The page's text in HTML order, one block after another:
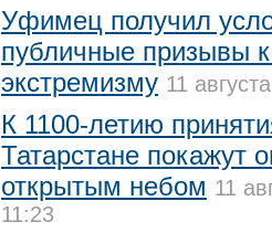
Уфимец получил
публичные призывы
экстремизму 11
К 1100-летию
Татарстане покажут
открытым небом 11
11:23